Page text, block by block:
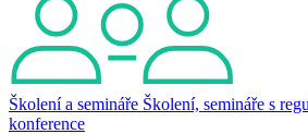
Školení a semináře Školení, semináře s
konference